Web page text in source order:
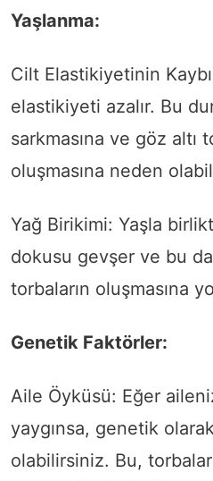
Yaşlanma:
Cilt Elastikiyetinin
elastikiyeti azalır. Bu
sarkmasına ve göz altı
oluşmasına neden
Yağ Birikimi: Yaşla
dokusu gevşer ve bu
torbaların oluşmasına
Genetik Faktörler:
Aile Öyküsü: Eğer
yaygınsa, genetik
olabilirsiniz. Bu,